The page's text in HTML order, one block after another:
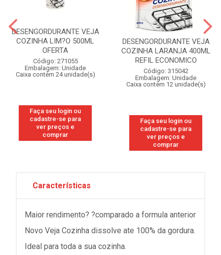
DESENGORDURANTE VEJA
COZINHA LIM?O 500ML
OFERTA
Código: 271055
Embalagem: Unidade
Caixa contém 24 unidade(s)
Faça seu login ou
cadastre-se para
ver preços e
comprar
DESENGORDURANTE VEJA
COZINHA LARANJA 400ML
REFIL ECONOMICO
Código: 315042
Embalagem: Unidade
Caixa contém 12 unidade(s)
Faça seu login ou
cadastre-se para
ver preços e
comprar
Características
Maior rendimento? ?comparado a formula anterior
Novo Veja Cozinha dissolve ate 100% da gordura.
Ideal para toda a sua cozinha.